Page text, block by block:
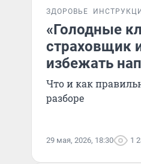
ЗДОРОВЬЕ
«Голодные
страховщик
избежать
Что и как
разборе
29 мая, 2026, 18:30 1